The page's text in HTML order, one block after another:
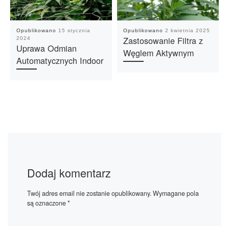
Opublikowano
15 stycznia
2024
Uprawa Odmian
Automatycznych Indoor
Opublikowano 2 kwietnia 2025
Zastosowanie Filtra z
Węglem Aktywnym
Dodaj komentarz
Twój adres email nie zostanie opublikowany.Wymagane pola
są oznaczone*